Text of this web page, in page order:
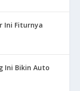
Ini Fiturnya
Ini Bikin Auto